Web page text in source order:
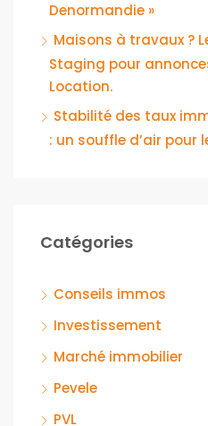
Denormandie »
Maisons à travaux ?
Staging pour
Location.
Stabilité des taux
: un souffle d’air pour
Catégories
Conseils immos
Investissement
Marché immobilier
Pevele
PVL